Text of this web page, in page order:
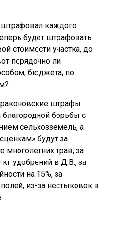
штрафовал каждого
будет штрафовать
стоимости участка, до
порядочно ли
бюджета, по
штрафы
борьбы с
сельхозземель, а
будут за
многолетних трав, за
кг удобрений в Д.В., за
на 15%, за
полей, из-за нестыковок в